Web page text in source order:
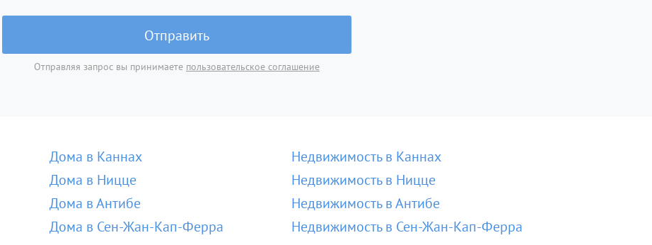
Отправить
Отправляя запрос вы принимаете пользовательское соглашение
Дома в Каннах
Дома в Ницце
Дома в Антибе
Дома в Сен-Жан-Кап-Ферра
Недвижимость в Каннах
Недвижимость в Ницце
Недвижимость в Антибе
Недвижимость в Сен-Жан-Кап-Ферра